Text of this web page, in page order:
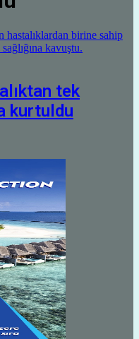
tek
kurtuldu